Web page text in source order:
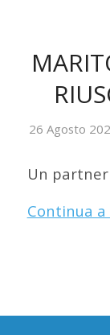
26 Agosto
Un
Continua